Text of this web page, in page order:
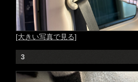
[大きい写真で見る]
3